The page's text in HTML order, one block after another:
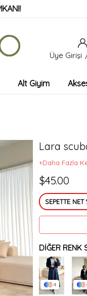
Üye Girişi
Alt Giyim
Lara
+Daha Fazla
$45.00
SEPETTE
DIĞER RENK
4